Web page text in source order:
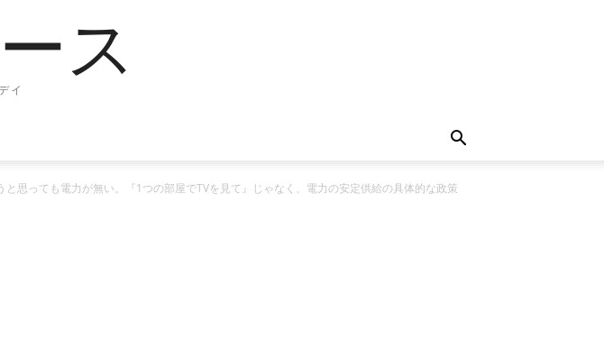
ス
イ
思っても電力が無い。『1つの部屋でTVを見て』じゃなく、電力の安定供給の具体的な政策